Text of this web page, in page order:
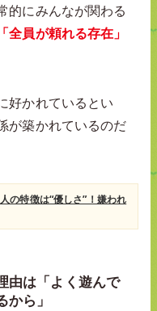
的にみんなが関わる
「全員が頼れる存在」
好かれているとい
が築かれているのだ
の特徴は“優しさ”！嫌われ
由は「よく遊んで
ら」